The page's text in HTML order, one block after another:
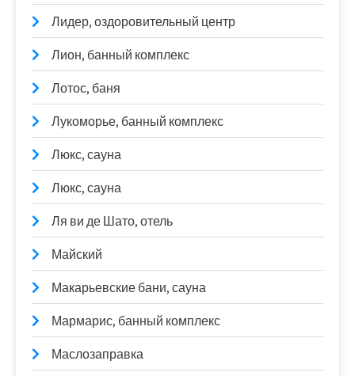
Лидер, оздоровительный центр
Лион, банный комплекс
Лотос, баня
Лукоморье, банный комплекс
Люкс, сауна
Люкс, сауна
Ля ви де Шато, отель
Майский
Макарьевские бани, сауна
Мармарис, банный комплекс
Маслозаправка